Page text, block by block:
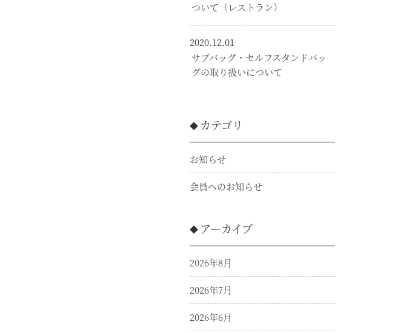
ついて（レストラン）
2020.12.01
サブバッグ・セルフスタンドバッ
グの取り扱いについて
カテゴリ
お知らせ
会員へのお知らせ
アーカイブ
2026年8月
2026年7月
2026年6月